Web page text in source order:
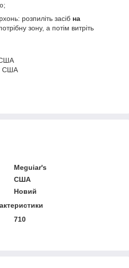
розпиліть засіб на
зону, а потім витріть
США
США
Meguiar's
США
Новий
710